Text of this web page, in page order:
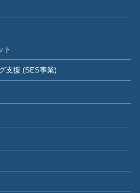
ト
支援 (SES事業)